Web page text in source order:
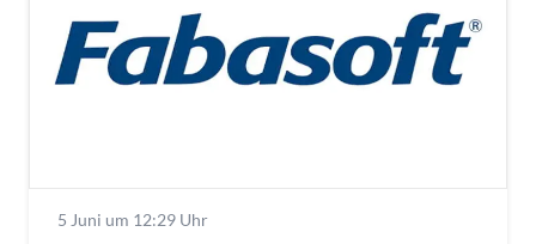
5 Juni um 12:29 Uhr